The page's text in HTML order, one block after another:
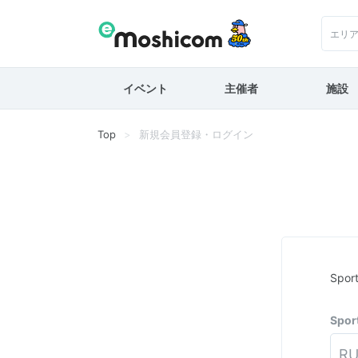
エリ
イベント 主催者 施設
Top 新規会員登録・ログイン